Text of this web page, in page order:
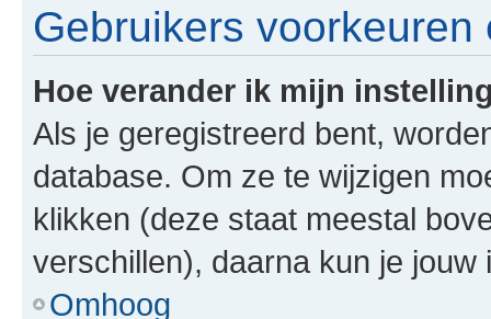
Gebruikers voorkeuren
Hoe verander ik mijn
Als je geregistreerd bent,
database. Om ze te wijzigen
klikken (deze staat meestal
verschillen), daarna kun je jouw
Omhoog